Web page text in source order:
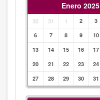
Enero 2025
30 31 1 2 3
6
7 8 9 10
13
14 15 16 17
20
21 22 23 24
27
28 29 30 31